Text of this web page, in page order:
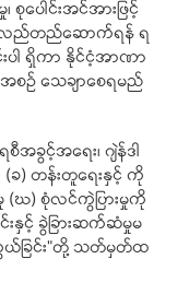
စုပေါင်းအင်အားဖြင့်
န်လည်တည်ဆောက်ရန် ရ
းပါ ရှိကာ နိုင်ငံ့အာဏာ
ဉ် သေချာစေရမည်
ခွင့်အရေး၊ ဂျဲန်ဒါ
(ခ) တန်းတူရေးနှင့် ကို
မှု (ဃ) စုံလင်ကွဲပြားမှုကို
းနှင့် ခွဲခြားဆက်ဆံမှုမ
ယ်ခြင်း"တို့ သတ်မှတ်ထ